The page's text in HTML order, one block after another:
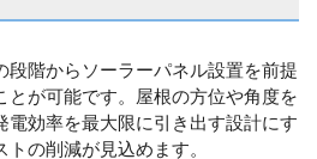
段階からソーラーパネル設置を前提
とが可能です。屋根の方位や角度を
電効率を最大限に引き出す設計にす
の削減が見込めます。